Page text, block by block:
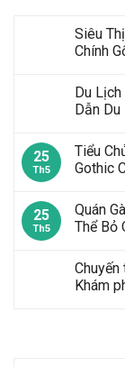
Siêu
Chính
Du
Dẫn Du
25
Th5
Tiểu
Gothic
25
Th5
Quán
Thể Bỏ
Chuyến
Khám